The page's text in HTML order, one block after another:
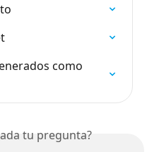
como
tu pregunta?